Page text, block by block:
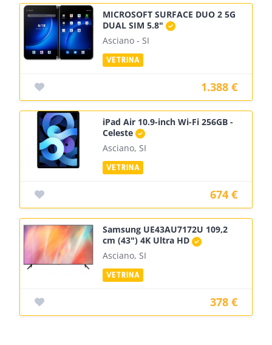
MICROSOFT SURFACE DUO 2 5G
DUAL SIM 5.8"
Asciano - SI
1.388 €
iPad Air 10.9-inch Wi-Fi 256GB -
Celeste
Asciano, SI
674 €
Samsung UE43AU7172U 109,2
cm (43") 4K Ultra HD
Asciano, SI
378 €